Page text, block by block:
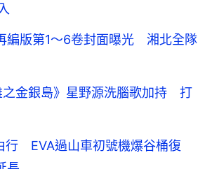
編版第1～6卷封面曝光 湘北全隊
之金銀島》星野源洗腦歌加持 打
行 EVA過山車初號機爆谷桶復